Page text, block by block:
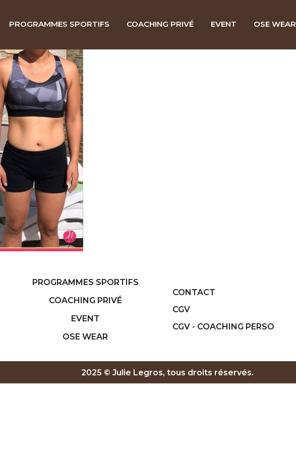
PROGRAMMES SPORTIFS COACHING PRIVÉ EVENT OSE WEAR
PROGRAMMES SPORTIFS
COACHING PRIVÉ
EVENT
OSE WEAR
CONTACT
CGV
CGV - COACHING PERSO
2025 © Julie Legros, tous droits réservés.